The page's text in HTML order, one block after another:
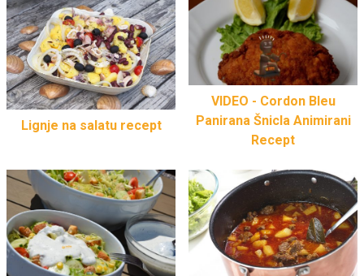
Lignje na salatu recept
VIDEO - Cordon Bleu
Panirana Šnicla Animirani
Recept